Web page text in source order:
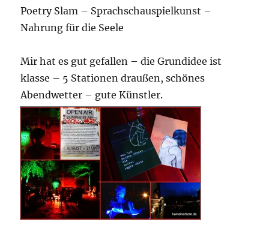
Poetry Slam – Sprachschauspielkunst –
Nahrung für die Seele
Mir hat es gut gefallen – die Grundidee ist
klasse – 5 Stationen draußen, schönes
Abendwetter – gute Künstler.